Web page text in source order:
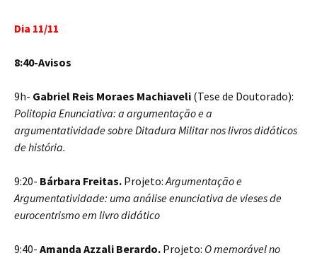
Dia 11/11
8:40-Avisos
9h- Gabriel Reis Moraes Machiaveli (Tese de Doutorado):
Politopia Enunciativa: a argumentação e a
argumentatividade sobre Ditadura Militar nos livros didáticos
de história.
9:20- Bárbara Freitas. Projeto:Argumentação e
Argumentatividade: uma análise enunciativa de vieses de
eurocentrismo em livro didático
9:40- Amanda Azzali Berardo. Projeto: O memorável no